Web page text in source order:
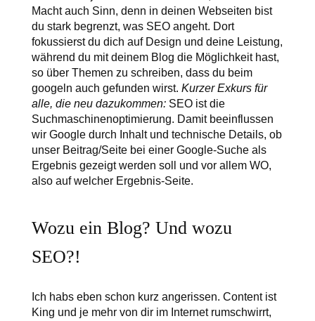
Macht auch Sinn, denn in deinen Webseiten bist
du stark begrenzt, was SEO angeht. Dort
fokussierst du dich auf Design und deine Leistung,
während du mit deinem Blog die Möglichkeit hast,
so über Themen zu schreiben, dass du beim
googeln auch gefunden wirst. Kurzer Exkurs für
alle, die neu dazukommen:SEO ist die
Suchmaschinenoptimierung. Damit beeinflussen
wir Google durch Inhalt und technische Details, ob
unser Beitrag/Seite bei einer Google-Suche als
Ergebnis gezeigt werden soll und vor allem WO,
also auf welcher Ergebnis-Seite.
Wozu ein Blog? Und wozu
SEO?!
Ich habs eben schon kurz angerissen. Content ist
King und je mehr von dir im Internet rumschwirrt,